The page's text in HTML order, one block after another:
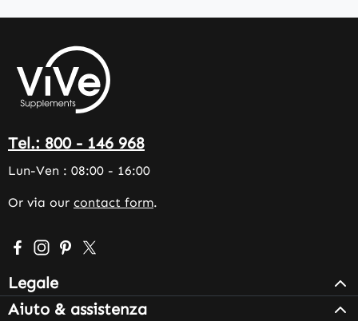
Tel.: 800 - 146 968
Lun-Ven : 08:00 - 16:00
Or via our contact form.
Visit us on Facebook – opens in a new browser tab
Check us out on Instagram – opens in a new
Get inspired on Pinterest – opens in a new
Follow us on X – opens in a new browser
Legale
Aiuto & assistenza